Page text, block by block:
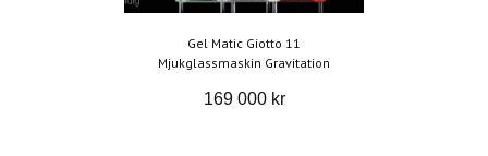
Gel Matic Giotto 11
Mjukglassmaskin Gravitation
169 000 kr